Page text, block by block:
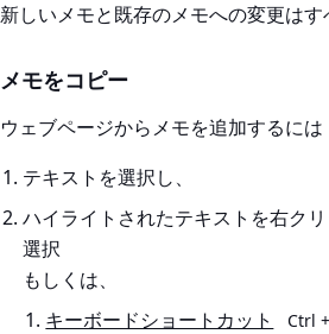
新しいメモと既存のメモへの変更はす
メモをコピー
ウェブページからメモを追加するには
テキストを選択し、
ハイライトされたテキストを右ク
選択
もしくは、
キーボードショートカット
Ctrl